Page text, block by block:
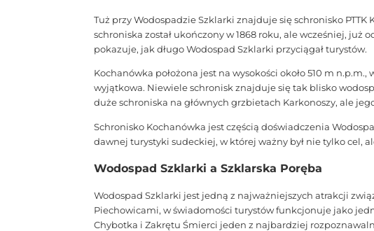
Tuż przy Wodospadzie Szklarki znajduje się schronisko
schroniska został ukończony w 1868 roku, ale wcześniej,
pokazuje, jak długo Wodospad Szklarki przyciągał turystów.
Kochanówka położona jest na wysokości około 510 m
wyjątkowa. Niewiele schronisk znajduje się tak blisko
duże schroniska na głównych grzbietach Karkonoszy, ale
Schronisko Kochanówka jest częścią doświadczenia
dawnej turystyki sudeckiej, w której ważny był nie tylko cel,
Wodospad Szklarki a Szklarska Poręba
Wodospad Szklarki jest jedną z najważniejszych atrakcji
Piechowicami, w świadomości turystów funkcjonuje jako
Chybotka i Zakrętu Śmierci jeden z najbardziej